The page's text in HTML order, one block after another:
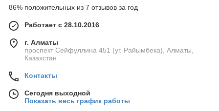
86% положительных из 7 отзывов за год
Работает с 28.10.2016
г. Алматы
проспект Сейфуллина 451 (уг. Райымбека), Алматы,
Казахстан
Контакты
Сегодня выходной
Показать весь график работы